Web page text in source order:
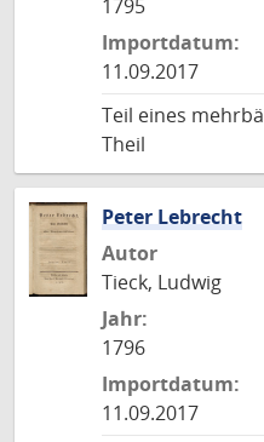
1795
Importdatum:
11.09.2017
Teil eines
Theil
Peter Lebrecht
Autor
Tieck, Ludwig
Jahr:
1796
Importdatum:
11.09.2017